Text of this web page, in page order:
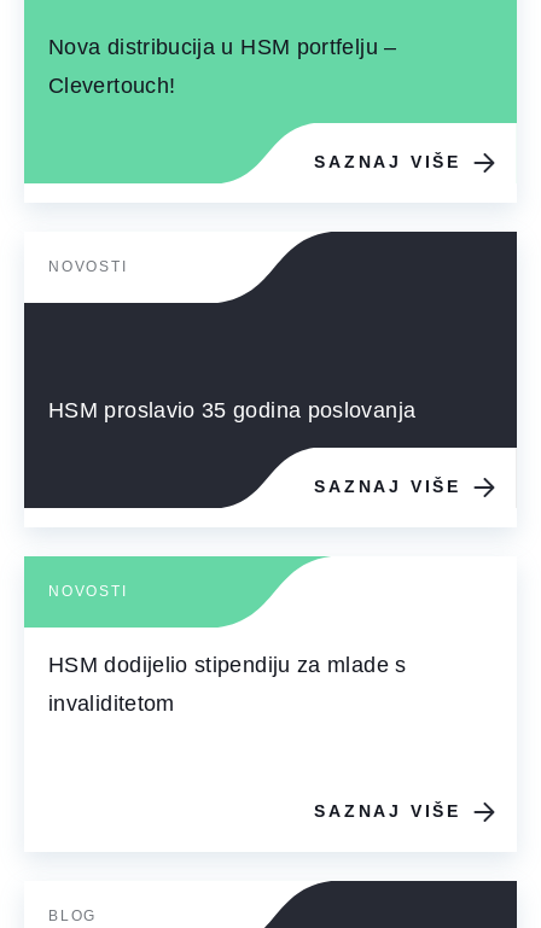
Nova distribucija u HSM portfelju –
Clevertouch!
SAZNAJ VIŠE
NOVOSTI
HSM proslavio 35 godina poslovanja
SAZNAJ VIŠE
NOVOSTI
HSM dodijelio stipendiju za mlade s
invaliditetom
SAZNAJ VIŠE
BLOG